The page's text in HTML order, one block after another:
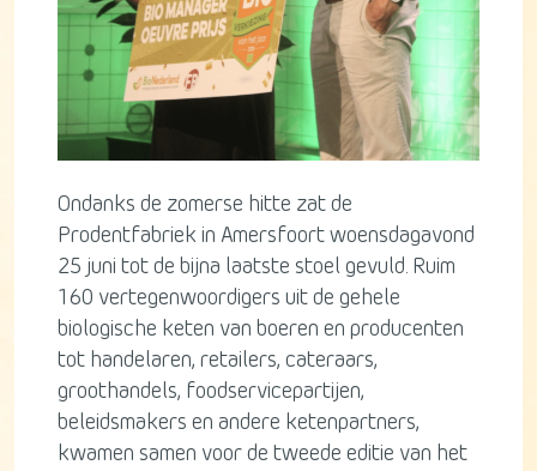
Ondanks de zomerse hitte zat de
Prodentfabriek in Amersfoort woensdagavond
25 juni tot de bijna laatste stoel gevuld. Ruim
160 vertegenwoordigers uit de gehele
biologische keten van boeren en producenten
tot handelaren, retailers, cateraars,
groothandels, foodservicepartijen,
beleidsmakers en andere ketenpartners,
kwamen samen voor de tweede editie van het